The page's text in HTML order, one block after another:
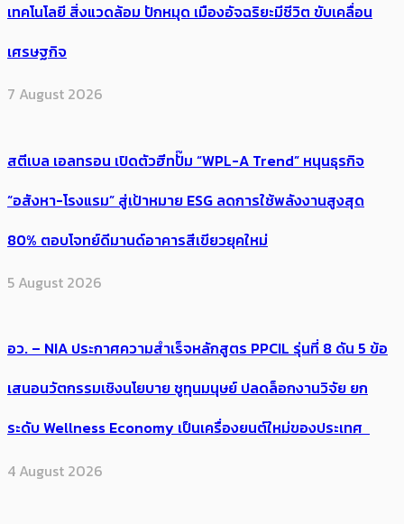
เทคโนโลยี สิ่งแวดล้อม ปักหมุด เมืองอัจฉริยะมีชีวิต ขับเคลื่อน
เศรษฐกิจ
7 August 2026
สตีเบล เอลทรอน เปิดตัวฮีทปั๊ม “WPL-A Trend” หนุนธุรกิจ
“อสังหา-โรงแรม” สู่เป้าหมาย ESG ลดการใช้พลังงานสูงสุด
80% ตอบโจทย์ดีมานด์อาคารสีเขียวยุคใหม่
5 August 2026
อว. – NIA ประกาศความสำเร็จหลักสูตร PPCIL รุ่นที่ 8 ดัน 5 ข้อ
เสนอนวัตกรรมเชิงนโยบาย ชูทุนมนุษย์ ปลดล็อกงานวิจัย ยก
ระดับ Wellness Economy เป็นเครื่องยนต์ใหม่ของประเทศ
4 August 2026